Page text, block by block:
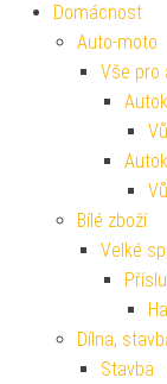
Domácnost
Auto-moto
Vše pro
Bílé zboží
Velké
Dílna,
Stavba